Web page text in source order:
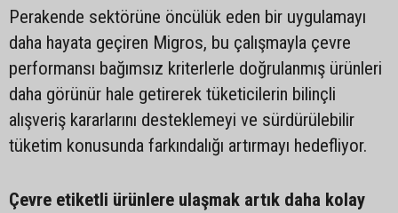
Perakende sektörüne öncülük eden bir uygulamayı
daha hayata geçiren Migros, bu çalışmayla çevre
performansı bağımsız kriterlerle doğrulanmış ürünleri
daha görünür hale getirerek tüketicilerin bilinçli
alışveriş kararlarını desteklemeyi ve sürdürülebilir
tüketim konusunda farkındalığı artırmayı hedefliyor.
Çevre etiketli ürünlere ulaşmak artık daha kolay